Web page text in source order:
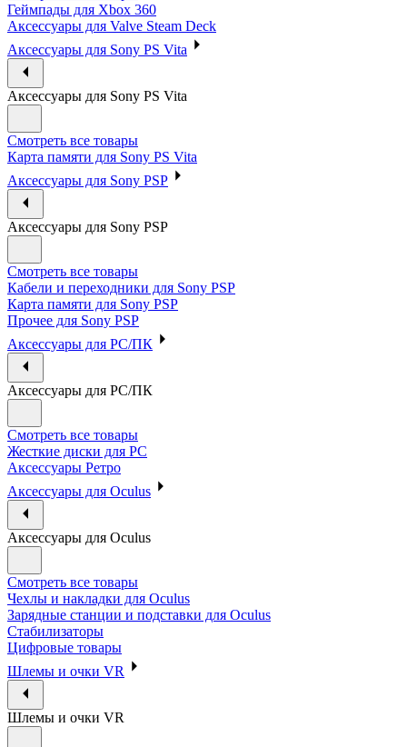
Геймпады для Xbox 360
Аксессуары для Valve Steam Deck
Аксессуары для Sony PS Vita
Аксессуары для Sony PS Vita
Смотреть все товары
Карта памяти для Sony PS Vita
Аксессуары для Sony PSP
Аксессуары для Sony PSP
Смотреть все товары
Кабели и переходники для Sony PSP
Карта памяти для Sony PSP
Прочее для Sony PSP
Аксессуары для PC/ПК
Аксессуары для PC/ПК
Смотреть все товары
Жесткие диски для PC
Аксессуары Ретро
Аксессуары для Oculus
Аксессуары для Oculus
Смотреть все товары
Чехлы и накладки для Oculus
Зарядные станции и подставки для Oculus
Стабилизаторы
Цифровые товары
Шлемы и очки VR
Шлемы и очки VR